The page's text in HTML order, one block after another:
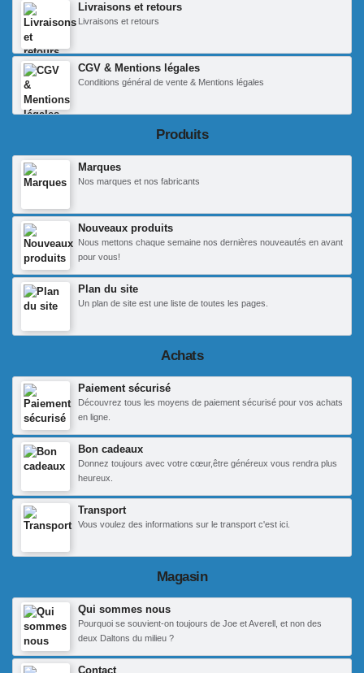
Livraisons et retours
Livraisons et retours
CGV & Mentions légales
Conditions général de vente & Mentions légales
Produits
Marques
Nos marques et nos fabricants
Nouveaux produits
Nous mettons chaque semaine nos dernières nouveautés en avant
pour vous!
Plan du site
Un plan de site est une liste de toutes les pages.
Achats
Paiement sécurisé
Découvrez tous les moyens de paiement sécurisé pour vos achats
en ligne.
Bon cadeaux
Donnez toujours avec votre cœur,être généreux vous rendra plus
heureux.
Transport
Vous voulez des informations sur le transport c'est ici.
Magasin
Qui sommes nous
Pourquoi se souvient-on toujours de Joe et Averell, et non des
deux Daltons du milieu ?
Contact